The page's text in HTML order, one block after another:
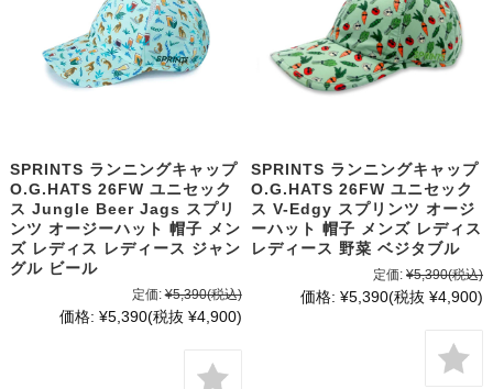
SPRINTS ランニングキャップ
O.G.HATS 26FW ユニセック
ス Jungle Beer Jags スプリ
ンツ オージーハット 帽子 メン
ズ レディス レディース ジャン
グル ビール
定価: ¥5,390(税込)
価格: ¥5,390(税抜 ¥4,900)
SPRINTS ランニングキャップ
O.G.HATS 26FW ユニセック
ス V-Edgy スプリンツ オージ
ーハット 帽子 メンズ レディス
レディース 野菜 ベジタブル
定価: ¥5,390(税込)
価格: ¥5,390(税抜 ¥4,900)